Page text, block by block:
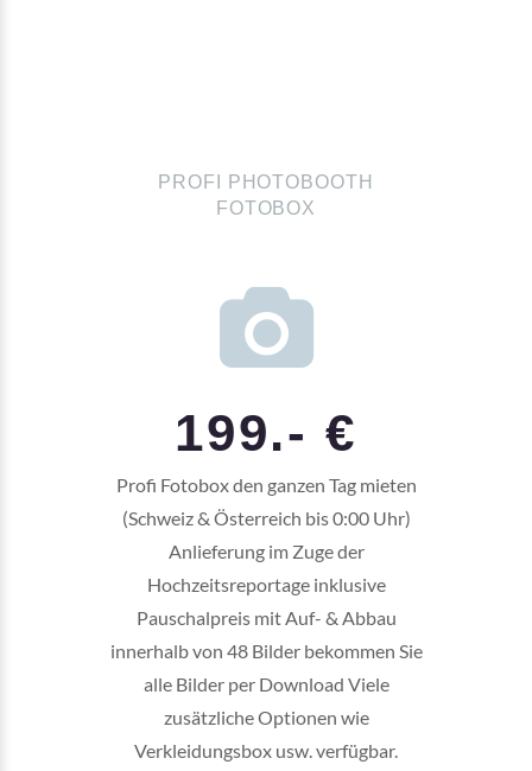
PROFI PHOTOBOOTH
FOTOBOX
199.- €
Profi Fotobox den ganzen Tag mieten
(Schweiz & Österreich bis 0:00 Uhr)
Anlieferung im Zuge der
Hochzeitsreportage inklusive
Pauschalpreis mit Auf- & Abbau
innerhalb von 48 Bilder bekommen Sie
alle Bilder per Download Viele
zusätzliche Optionen wie
Verkleidungsbox usw. verfügbar.